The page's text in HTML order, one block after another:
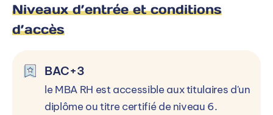
Niveaux d’entrée et conditions
d’accès
BAC+3
le MBA RH est accessible aux titulaires d'un
diplôme ou titre certifié de niveau 6.